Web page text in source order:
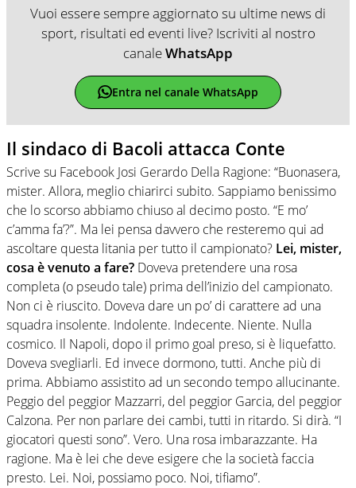
Vuoi essere sempre aggiornato su ultime news di
sport, risultati ed eventi live? Iscriviti al nostro
canaleWhatsApp
Entra nel canale WhatsApp
Il sindaco di Bacoli attacca Conte
Scrive su Facebook Josi Gerardo Della Ragione: “Buonasera,
mister. Allora, meglio chiarirci subito. Sappiamo benissimo
che lo scorso abbiamo chiuso al decimo posto. “E mo’
c’amma fa’?”. Ma lei pensa davvero che resteremo qui ad
ascoltare questa litania per tutto il campionato? Lei, mister,
cosa è venuto a fare? Doveva pretendere una rosa
completa (o pseudo tale) prima dell’inizio del campionato.
Non ci è riuscito. Doveva dare un po’ di carattere ad una
squadra insolente. Indolente. Indecente. Niente. Nulla
cosmico. Il Napoli, dopo il primo goal preso, si è liquefatto.
Doveva svegliarli. Ed invece dormono, tutti. Anche più di
prima. Abbiamo assistito ad un secondo tempo allucinante.
Peggio del peggior Mazzarri, del peggior Garcia, del peggior
Calzona. Per non parlare dei cambi, tutti in ritardo. Si dirà. “I
giocatori questi sono”. Vero. Una rosa imbarazzante. Ha
ragione. Ma è lei che deve esigere che la società faccia
presto. Lei. Noi, possiamo poco. Noi, tifiamo”.